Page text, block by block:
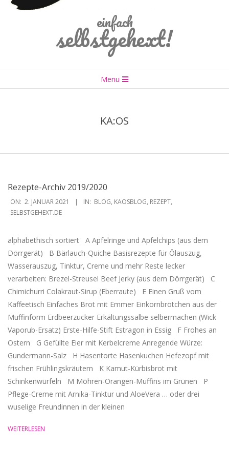
einfach
selbstgehext!
Navigation
Menu
KA:OS
Rezepte-Archiv 2019/2020
2021-
01-
ON: 2. JANUAR 2021 IN: BLOG, KAOSBLOG, REZEPT,
SELBSTGEHEXT.DE
alphabethisch sortiert A Apfelringe und Apfelchips (aus dem
Dörrgerät) B Bärlauch-Quiche Basisrezepte für Ölauszug,
Wasserauszug, Tinktur, Creme und mehr Reste lecker
verarbeiten: Brezel-Streusel Beef Jerky (aus dem Dörrgerät) C
Chimichurri Colakraut-Sirup (Eberraute) E Einen Gruß vom
Kaffeetisch Einfaches Brot mit Emmer Einkornbrötchen aus der
Muffinform Erdbeerzucker Erkältungssalbe selbermachen (Wick
Vaporub-Ersatz) Erste-Hilfe-Stift Estragon in Essig F Frohes an
Ostern G Gefüllte Eier mit Kerbelcreme Anregende Würze:
Gundermann-Salz H Hasentorte Hasenkuchen Hefezopf mit
frischen Frühlingskräutern K Kamut-Kürbisbrot mit
Schinkenwürfeln M Möhren-Orangen-Muffins im Grünen P
Pflege-Creme mit Arnika-Tinktur und AloeVera … oder drei
wuselige Freundinnen in der kleinen
WEITERLESEN